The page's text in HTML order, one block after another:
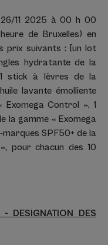
11 2025 à 00 h 00
de Bruxelles) en
prix suivants : [un lot
hydratante de la
stick à lèvres de la
lavante émolliente
Exomega Control », 1
la gamme « Exomega
SPF50+ de la
pour chacun des 10
DESIGNATION DES